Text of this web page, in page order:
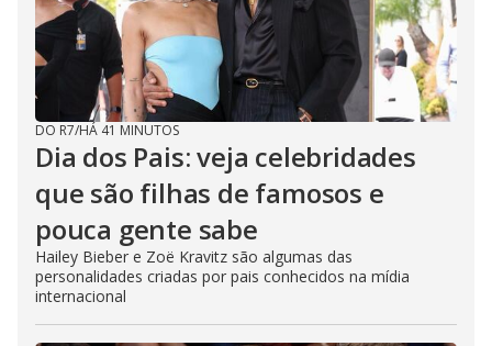
DO R7/HÁ 41 MINUTOS
Dia dos Pais: veja celebridades
que são filhas de famosos e
pouca gente sabe
Hailey Bieber e Zoë Kravitz são algumas das
personalidades criadas por pais conhecidos na mídia
internacional